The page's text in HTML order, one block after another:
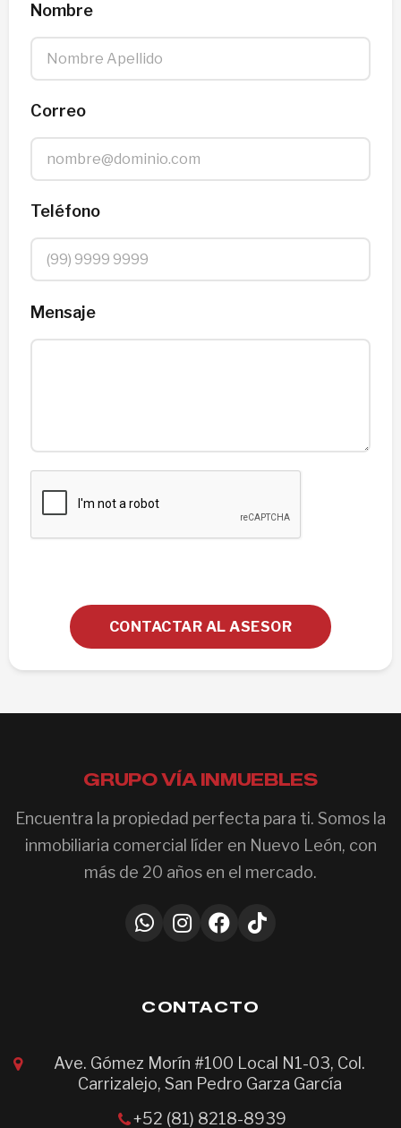
Nombre
Correo
Teléfono
Mensaje
CONTACTAR AL ASESOR
GRUPO VÍA INMUEBLES
Encuentra la propiedad perfecta para ti. Somos la
inmobiliaria comercial líder en Nuevo León, con
más de 20 años en el mercado.
CONTACTO
Ave. Gómez Morín #100 Local N1-03, Col.
Carrizalejo, San Pedro Garza García
+52 (81) 8218-8939